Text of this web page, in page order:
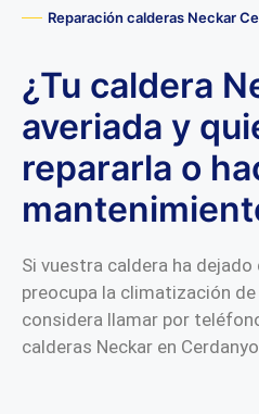
Reparación calderas Neckar
¿Tu caldera
averiada y
repararla o
Si vuestra caldera ha
preocupa la climatización
considera llamar por
calderas Neckar en